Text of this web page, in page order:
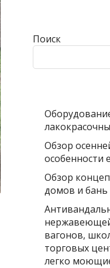
Поиск
Обзор
особенности
Обзор
домов и
вагонов,
торговых
легко